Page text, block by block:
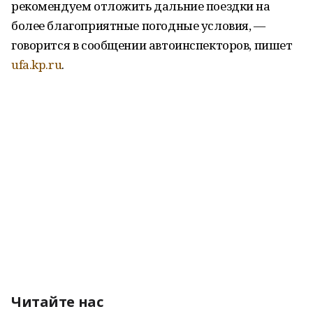
рекомендуем отложить дальние поездки на
более благоприятные погодные условия, —
говорится в сообщении автоинспекторов, пишет
ufa.kp.ru.
Читайте нас